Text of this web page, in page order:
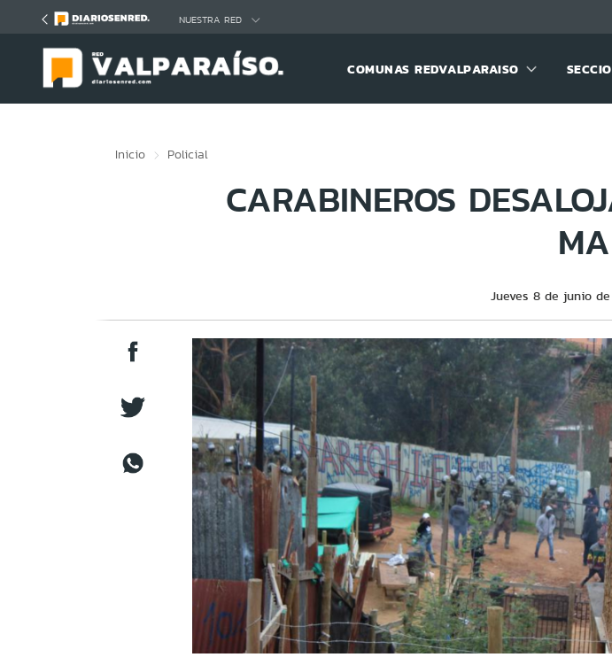
NUESTRA RED
COMUNAS REDVALPARAISO
Inicio Policial
CARABINEROS
Jueves 8 de junio